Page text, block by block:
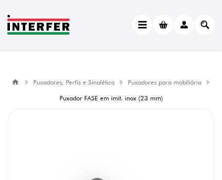
Puxadores, Perfis e Sinalética
Puxadores para mobiliário
Puxador FASE em imit. inox (23 mm)